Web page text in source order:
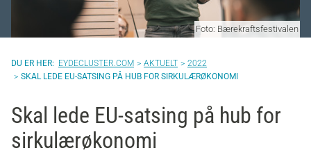
Foto: Bærekraftsfestivalen
EYDECLUSTER.COM AKTUELT
2022
SKAL LEDE EU-SATSING PÅ HUB FOR SIRKULÆRØKONOMI
Skal lede EU-satsing på hub for
sirkulærøkonomi